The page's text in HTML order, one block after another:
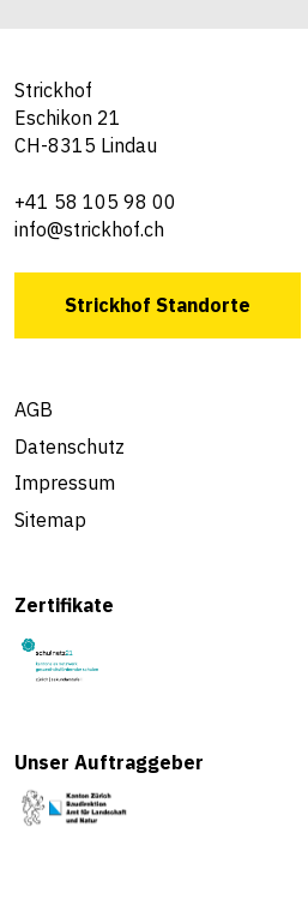
Strickhof
Eschikon 21
CH-8315 Lindau
+41 58 105 98 00
info@strickhof.ch
Strickhof Standorte
AGB
Datenschutz
Impressum
Sitemap
Zertifikate
Unser Auftraggeber